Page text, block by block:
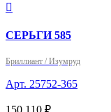

СЕРЬГИ 585
Бриллиант / Изумруд
Арт. 25752-365